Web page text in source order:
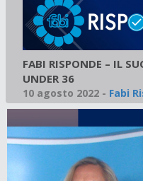
FABI RISPONDE – IL
UNDER 36
10 agosto 2022 - Fabi